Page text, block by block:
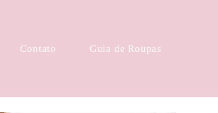
Contato Guia de Roupas